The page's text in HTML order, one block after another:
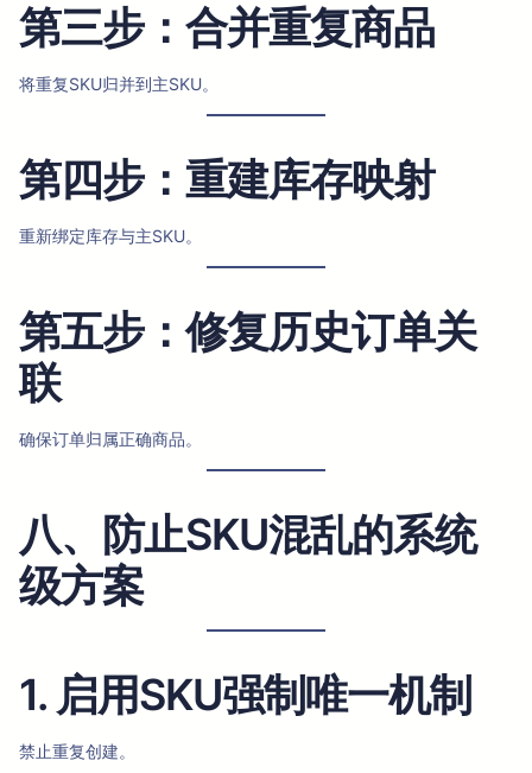
第三步：合并重复商品
将重复SKU归并到主SKU。
第四步：重建库存映射
重新绑定库存与主SKU。
第五步：修复历史订单关
联
确保订单归属正确商品。
八、防止SKU混乱的系统
级方案
1. 启用SKU强制唯一机制
禁止重复创建。